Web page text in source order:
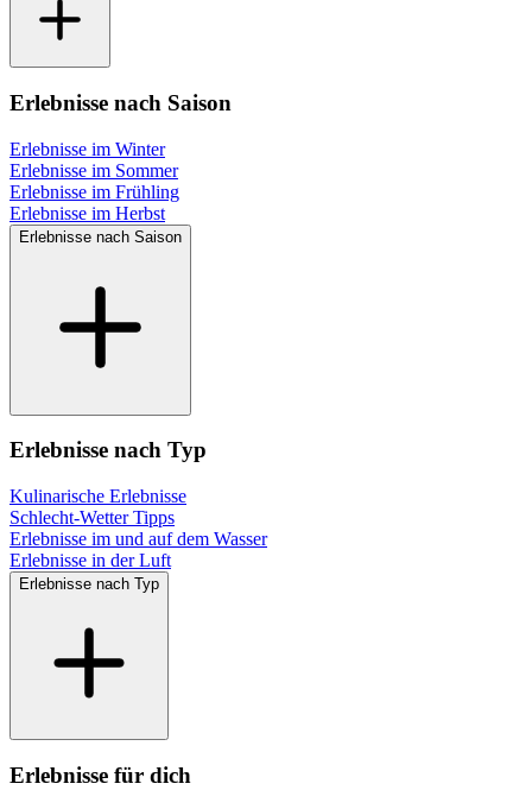
Erlebnisse nach Saison
Erlebnisse im Winter
Erlebnisse im Sommer
Erlebnisse im Frühling
Erlebnisse im Herbst
Erlebnisse nach Saison
Erlebnisse nach Typ
Kulinarische Erlebnisse
Schlecht-Wetter Tipps
Erlebnisse im und auf dem Wasser
Erlebnisse in der Luft
Erlebnisse nach Typ
Erlebnisse für dich